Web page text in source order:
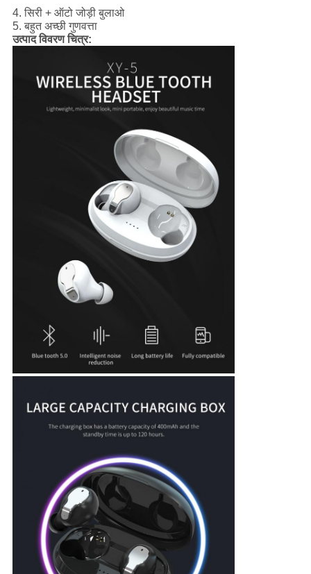
4. सिरी + ऑटो जोड़ी बुलाओ
5. बहुत अच्छी गुणवत्ता
उत्पाद विवरण चित्र: